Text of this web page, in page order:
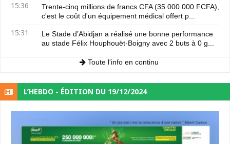
15:36
Trente-cinq millions de francs CFA (35 000 000 FCFA),
c'est le coût d'un équipement médical offert p...
15:31
Le Stade d’Abidjan a réalisé une bonne performance
au stade Félix Houphouët-Boigny avec 2 buts à 0 g...
Toute l'info en continu
L’HEBDO - ÉDITION DU 19/12/2024